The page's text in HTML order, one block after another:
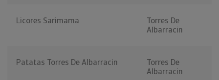
Licores Sarimama
Torres De
Albarracin
Patatas Torres De Albarracin
Torres De
Albarracin